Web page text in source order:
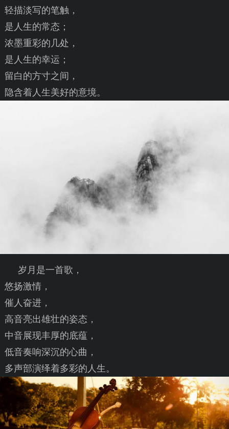
轻描淡写的笔触，
是人生的常态；
浓墨重彩的几处，
是人生的幸运；
留白的方寸之间，
隐含着人生美好的意境。
岁月是一首歌，
悠扬激情，
催人奋进，
高音亮出雄壮的姿态，
中音展现丰厚的底蕴，
低音奏响深沉的心曲，
多声部演绎着多彩的人生。